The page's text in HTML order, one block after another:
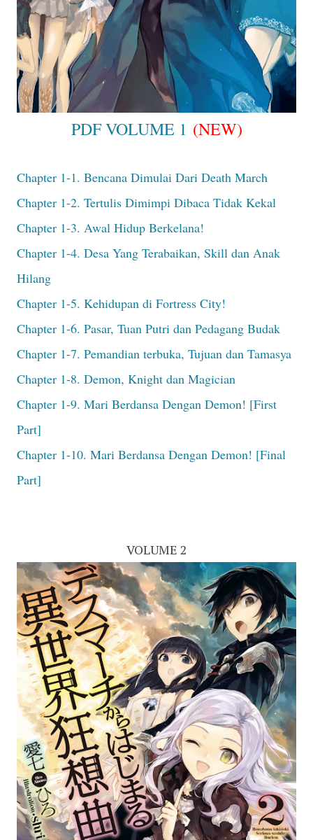
PDF VOLUME 1 (NEW)
Chapter 1-1. Bencana Dimulai Dari Death March
Chapter 1-2. Tertulis Dimimpi Dibaca Tidak Kekal
Chapter 1-3. Awal Hidup Berkelana!
Chapter 1-4. Desa Yang Terabaikan, Skill dan Anak
Hilang
Chapter 1-5. Kehidupan di Fortress City!
Chapter 1-6. Pasar, Tuan Putri dan Pedagang Budak
Chapter 1-7. Pemandian terbuka, Tujuan dan Tamasya
Chapter 1-8. Demon, Knight dan Magician
Chapter 1-9. Mari Berdansa Dengan Demon! [First
Part]
Chapter 1-10. Mari Berdansa Dengan Demon! [Final
Part]
VOLUME 2